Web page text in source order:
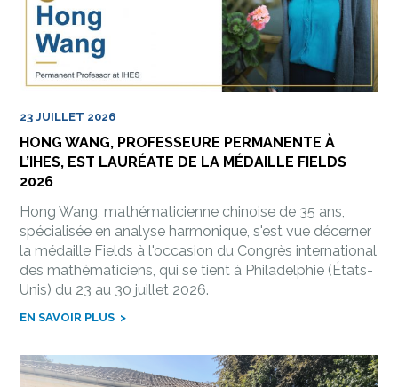
23 JUILLET 2026
HONG WANG, PROFESSEURE PERMANENTE À
L’IHES, EST LAURÉATE DE LA MÉDAILLE FIELDS
2026
Hong Wang, mathématicienne chinoise de 35 ans,
spécialisée en analyse harmonique, s'est vue décerner
la médaille Fields à l'occasion du Congrès international
des mathématiciens, qui se tient à Philadelphie (États-
Unis) du 23 au 30 juillet 2026.
EN SAVOIR PLUS